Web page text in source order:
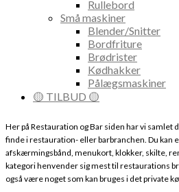
Rullebord
Små maskiner
Blender/Snitter
Bordfriture
Brødrister
Kødhakker
Pålægsmaskiner
🟡 TILBUD 🟡
Her på Restauration og Bar siden har vi
finde i restauration- eller barbranchen. Du kan
afskærmingsbånd, menukort, klokker, skilte,
kategori henvender sig mest til restaurations
også være noget som kan bruges i det private